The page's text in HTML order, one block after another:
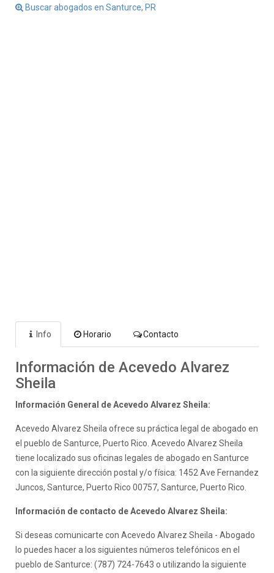
Buscar abogados en Santurce, PR
Info Horario Contacto
Información de Acevedo Alvarez
Sheila
Información General de Acevedo Alvarez Sheila:
Acevedo Alvarez Sheila ofrece su práctica legal de abogado en
el pueblo de Santurce, Puerto Rico. Acevedo Alvarez Sheila
tiene localizado sus oficinas legales de abogado en Santurce
con la siguiente dirección postal y/o física: 1452 Ave Fernandez
Juncos, Santurce, Puerto Rico 00757, Santurce, Puerto Rico.
Información de contacto de Acevedo Alvarez Sheila:
Si deseas comunicarte con Acevedo Alvarez Sheila - Abogado
lo puedes hacer a los siguientes números telefónicos en el
pueblo de Santurce: (787) 724-7643 o utilizando la siguiente